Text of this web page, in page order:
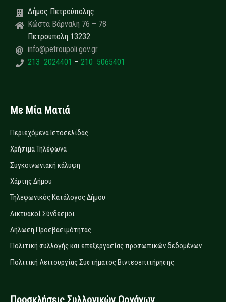
Δήμος Πετρούπολης
Κώστα Βάρναλη 76 – 78
Πετρούπολη 13232
info@petroupoli.gov.gr
213 2024401 – 210 5065401
Με Μία Ματιά
Περιεχόμενα Ιστοσελίδας
Χρήσιμα Τηλέφωνα
Συγκοινωνιακή κάλυψη
Χάρτης Δήμου
Τηλεφωνικός Κατάλογος Δήμου
Δικτυακοί Σύνδεσμοι
Δήλωση Προσβασιμότητας
Πολιτική συλλογής και επεξεργασίας προσωπικών δεδομένων
Πολιτική Λειτουργίας Συστήματος Βιντεοεπιτήρησης